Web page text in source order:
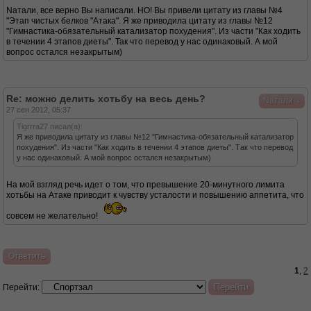
Nатали, все верно Вы написали. НО! Вы привели цитату из главы №4
"Этап чистых белков "Атака". Я же приводила цитату из главы №12
"Гимнастика-обязательный катализатор похудения". Из части "Как ходить
в течении 4 этапов диеты". Так что перевод у нас одинаковый. А мой
вопрос остался незакрытым)
Nатали
Re: можно делить хотьбу на весь день?
27 сен 2012, 05:37
Tigrrra27 писал(а):
Я же приводила цитату из главы №12 "Гимнастика-обязательный катализатор
похудения". Из части "Как ходить в течении 4 этапов диеты". Так что перевод
у нас одинаковый. А мой вопрос остался незакрытым)
На мой взгляд речь идет о том, что превышение 20-минутного лимита
хотьбы на Атаке приводит к чувству усталости и повышению аппетита, что
совсем не желательно!
Ответить
1, 2
Перейти: